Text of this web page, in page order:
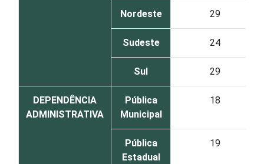
Nordeste 29
Sudeste 24
Sul 29
DEPENDÊNCIA
ADMINISTRATIVA
Pública
Municipal
18
Pública
Estadual
19